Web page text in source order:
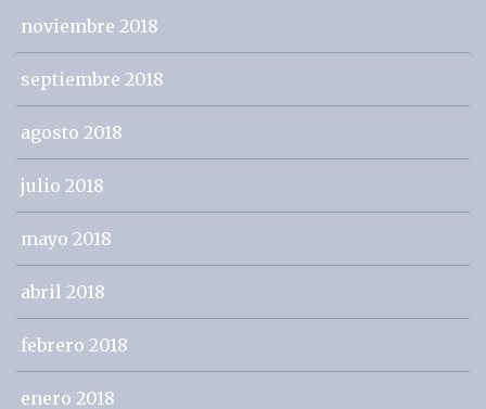
noviembre 2018
septiembre 2018
agosto 2018
julio 2018
mayo 2018
abril 2018
febrero 2018
enero 2018